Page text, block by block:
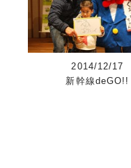
2014/12/17
新幹線deGO!!